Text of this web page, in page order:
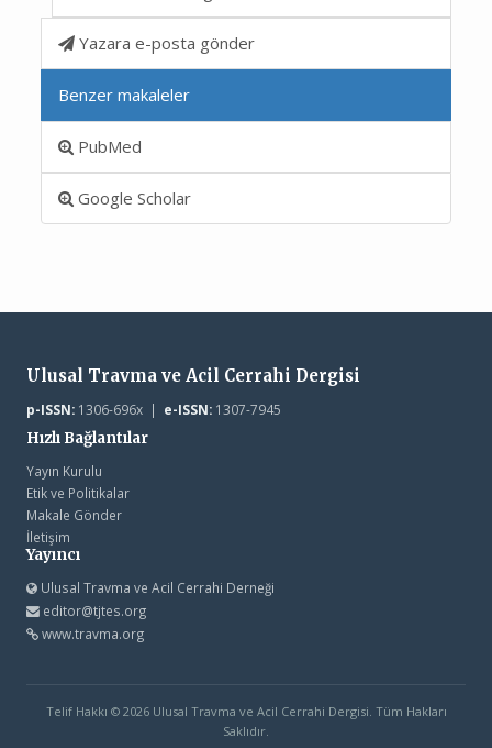
Yazara e-posta gönder
Benzer makaleler
PubMed
Google Scholar
Ulusal Travma ve Acil Cerrahi Dergisi
p-ISSN:1306-696x | e-ISSN:1307-7945
Hızlı Bağlantılar
Yayın Kurulu
Etik ve Politikalar
Makale Gönder
İletişim
Yayıncı
Ulusal Travma ve Acil Cerrahi Derneği
editor@tjtes.org
www.travma.org
Telif Hakkı © 2026 Ulusal Travma ve Acil Cerrahi Dergisi. Tüm Hakları
Saklıdır.